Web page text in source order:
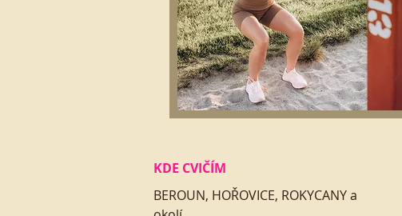
KDE CVIČÍM
BEROUN, HOŘOVICE, ROKYCANY a